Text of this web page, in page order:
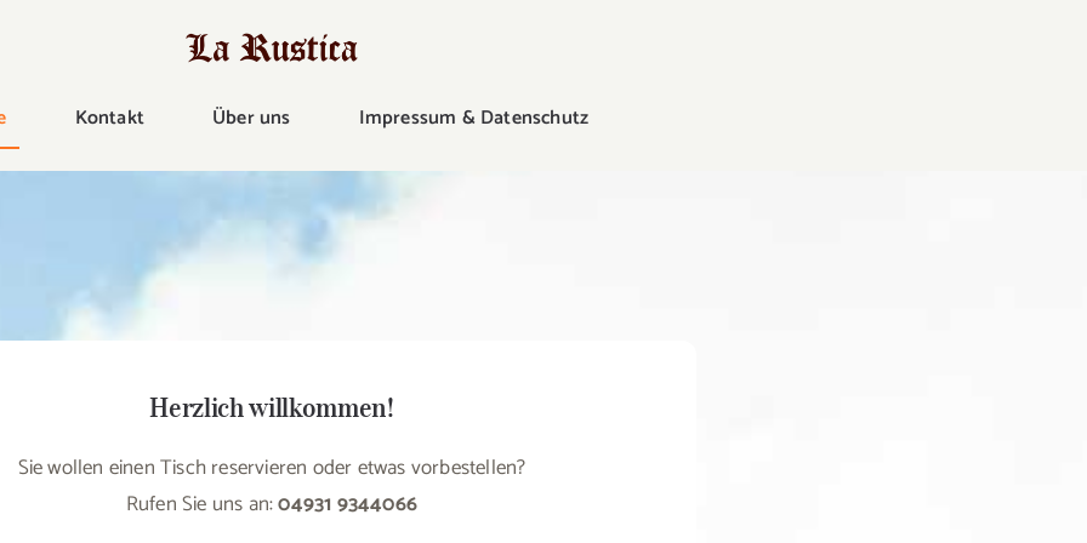
Kontakt Über uns Impressum & Datenschutz
Herzlich willkommen!
Sie wollen einen Tisch reservieren oder etwas vorbestellen?
Rufen Sie uns an:04931 9344066